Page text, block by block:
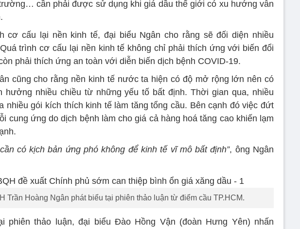
cần phải được sử dụng khi giá dầu thế giới có xu hướng vẫn
cơ cấu lại nền kinh tế, đại biểu Ngân cho rằng sẽ đối diện nhiều
trình cơ cấu lại nền kinh tế không chỉ phải thích ứng với biến đổi
phải thích ứng an toàn với diễn biến dịch bệnh COVID-19.
cũng cho rằng nền kinh tế nước ta hiện có độ mở rộng lớn nên có
hưởng nhiều chiều từ những yếu tố bất định. Thời gian qua, nhiều
nhiều gói kích thích kinh tế làm tăng tổng cầu. Bên cạnh đó việc đứt
cung ứng do dịch bệnh làm cho giá cả hàng hoá tăng cao khiến lạm
có kịch bản ứng phó không để kinh tế vĩ mô bất định”, ông Ngân
Trần Hoàng Ngân phát biểu tại phiên thảo luận từ điểm cầu TP.HCM.
phiên thảo luận, đại biểu Đào Hồng Vận (đoàn Hưng Yên) nhấn